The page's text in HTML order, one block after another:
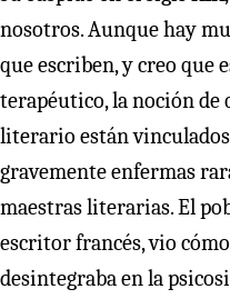
nosotros. Aunque hay
que escriben, y creo que
terapéutico, la noción de
literario están vinculados
gravemente enfermas
maestras literarias. El
escritor francés, vio
desintegraba en la